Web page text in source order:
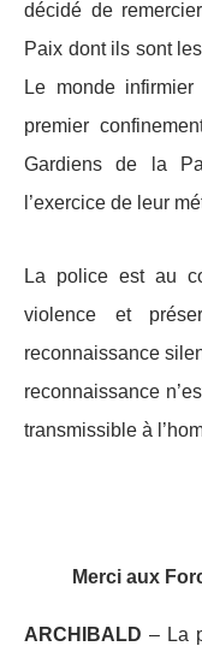
décidé de
Paix dont ils sont
Le monde
premier
Gardiens de la
l’exercice de leur
La police est au
violence et
reconnaissance
reconnaissance
transmissible à
Merci aux
ARCHIBALD – La